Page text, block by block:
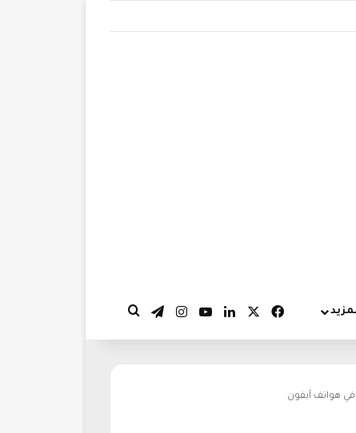
فيسبوك لينكدإن‫YouTubeانستقرام
تيلقرام
هواتف آيفون